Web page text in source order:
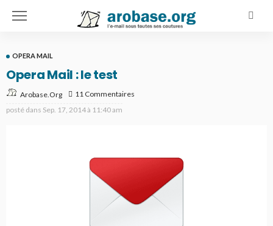
OPERA MAIL
Opera Mail : le test
Arobase.org
11 Commentaires
posté dans Sep. 17, 2014 à 11:40 am